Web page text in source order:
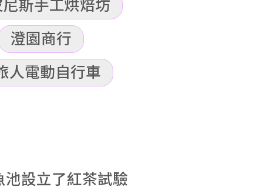
尼斯手工烘焙坊
澄園商行
人電動自行車
設立了紅茶試驗